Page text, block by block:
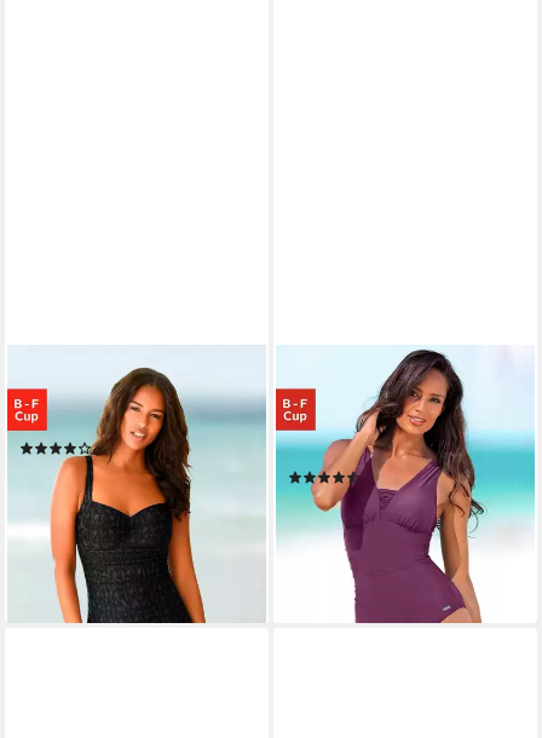
Badeanzug im dezenten
Design mit Shaping-Effekt
(252)
ab 74,99 € 94,99 €
-21%
lieferbar - in 1-2 Werktagen bei dir
Badeanzug mit Raffung am
Ausschnitt und Shaping-
Effekt
(798)
ab 69,99 € 89,99 €
-22%
lieferbar - in 1-2 Werktagen bei dir